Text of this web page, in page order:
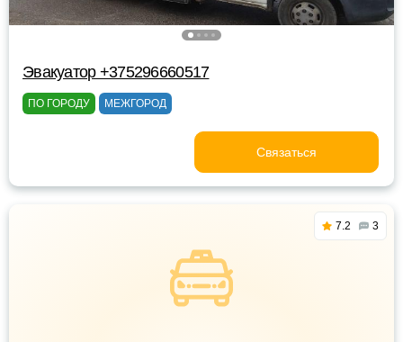
Эвакуатор +375296660517
ПО ГОРОДУ МЕЖГОРОД
Связаться
7.2 3